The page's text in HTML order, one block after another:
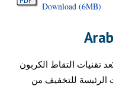
Download (6MB)
تقنيات التقاط الكربون
الرئيسة للتخفيف من